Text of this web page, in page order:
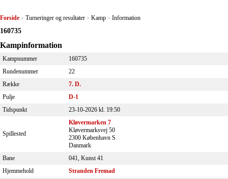
Forside > Turneringer og resultater > Kamp > Information
160735
Kampinformation
Kampnummer
160735
Rundenummer
22
Række
7. D.
Pulje
D-1
Tidspunkt
23-10-2026 kl. 19:50
Spillested
Kløvermarken 7
Kløvermarksvej 50
2300 København S
Danmark
Bane
041, Kunst 41
Hjemmehold
Stranden Fremad